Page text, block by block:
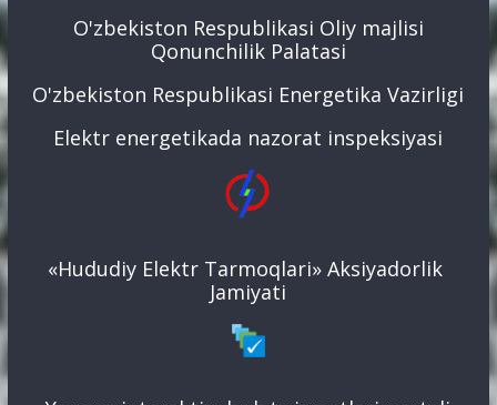
O'zbekiston Respublikasi Oliy majlisi
Qonunchilik Palatasi
O'zbekiston Respublikasi Energetika Vazirligi
Elektr energetikada nazorat inspeksiyasi
«Hududiy Elektr Tarmoqlari» Aksiyadorlik
Jamiyati